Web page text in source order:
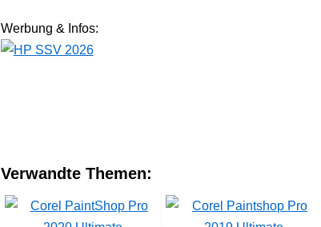
Werbung & Infos:
Verwandte Themen: